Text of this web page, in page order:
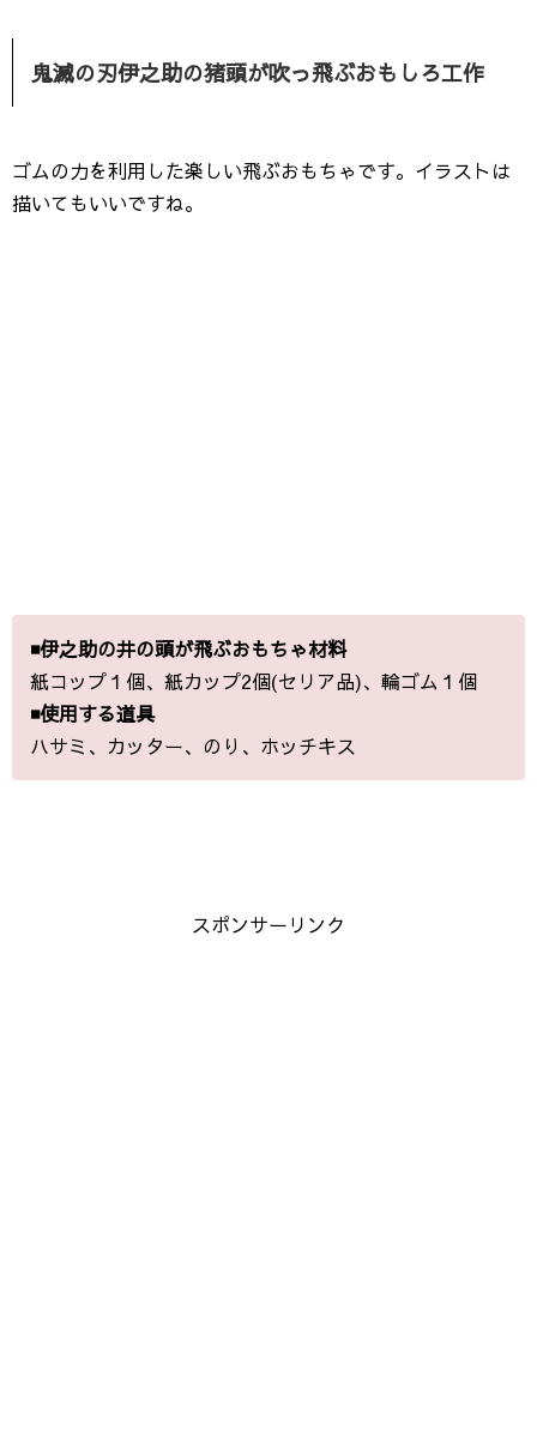
鬼滅の刃伊之助の猪頭が吹っ飛ぶおもしろ工作
ゴムの力を利用した楽しい飛ぶおもちゃです。イラストは
描いてもいいですね。
◾️伊之助の井の頭が飛ぶおもちゃ材料
紙コップ１個、紙カップ2個(セリア品)、輪ゴム１個
◾️使用する道具
ハサミ、カッター、のり、ホッチキス
スポンサーリンク